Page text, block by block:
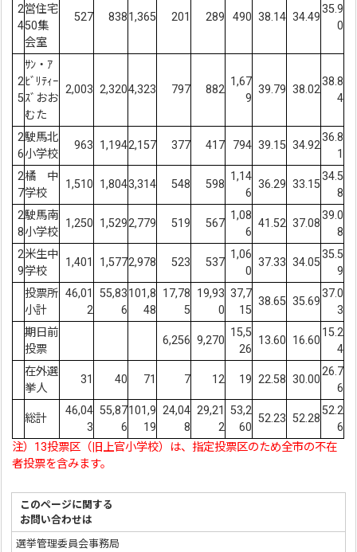
2
4
営住宅
50集
会室
527 8381,365 201 289 490 38.14 34.49
35.9
0
2
5
ｻﾝ・ｱ
ﾋﾞﾘﾃｨｰ
ｽﾞおお
むた
2,003 2,3204,323 797 882
1,67
9
39.79 38.02
38.8
4
2
6
駛馬北
小学校
963 1,1942,157 377 417 794 39.15 34.92
36.8
1
2
7
橘 中
学校
1,510 1,8043,314 548 598
1,14
6
36.29 33.15
34.5
8
2
8
駛馬南
小学校
1,250 1,5292,779 519 567
1,08
6
41.52 37.08
39.0
8
2
9
米生中
学校
1,401 1,5772,978 523 537
1,06
0
37.33 34.05
35.5
9
投票所
小計
46,01
2
55,83
6
101,8
48
17,78
5
19,93
0
37,7
15
38.65 35.69
37.0
3
期日前
投票
6,256 9,270
15,5
26
13.60 16.60
15.2
4
在外選
挙人
31 40 71 7 12 19 22.58 30.00
26.7
6
総計
46,04
3
55,87
6
101,9
19
24,04
8
29,21
2
53,2
60
52.23 52.28
52.2
6
注）13投票区（旧上官小学校）は、指定投票区のため全市の不在
者投票を含みます。
このページに関する
お問い合わせは
選挙管理委員会事務局